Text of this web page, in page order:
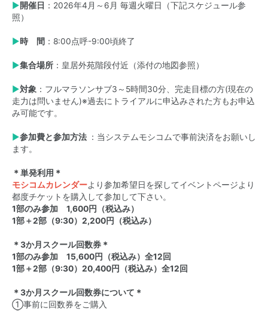
▶開催日 ：2026年4月～6月 毎週火曜日（下記スケジュール参
照）
▶時 間 ：8:00点呼-9:00頃終了
▶集合場所 ：皇居外苑階段付近（添付の地図参照）
▶対象 ：フルマラソンサブ3～5時間30分、完走目標の方(現在の
走力は問いません)※過去にトライアルに申込みされた方もお申込
み可能です。
▶参加費と参加方法 ：当システムモシコムで事前決済をお願いし
ます。
＊単発利用＊
モシコムカレンダーより参加希望日を探してイベントページより
都度チケットを購入して参加して下さい。
1部のみ参加 1,600円（税込み）
1部＋2部（9:30）2,200円（税込み）
＊3か月スクール回数券＊
1部のみ参加 15,600円（税込み）全12回
1部＋2部（9:30）20,400円（税込み）全12回
＊3か月スクール回数券について＊
①事前に回数券をご購入